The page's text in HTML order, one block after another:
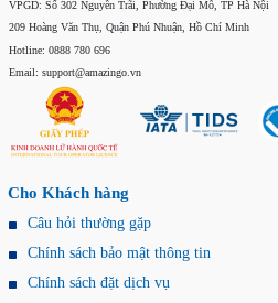
VPGD: Số 302 Nguyễn Trãi, Phường Đại Mỗ, TP Hà Nội
209 Hoàng Văn Thụ, Quận Phú Nhuận, Hồ Chí Minh
Hotline: 0888 780 696
Email: support@amazingo.vn
Cho Khách hàng
Câu hỏi thường gặp
Chính sách bảo mật thông tin
Chính sách đặt dịch vụ